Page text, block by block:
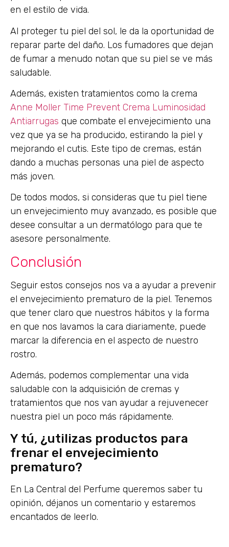
en el estilo de vida.
Al proteger tu piel del sol, le da la oportunidad de
reparar parte del daño. Los fumadores que dejan
de fumar a menudo notan que su piel se ve más
saludable.
Además, existen tratamientos como la crema
Anne Moller Time Prevent Crema Luminosidad
Antiarrugas que combate el envejecimiento una
vez que ya se ha producido, estirando la piel y
mejorando el cutis. Este tipo de cremas, están
dando a muchas personas una piel de aspecto
más joven.
De todos modos, si consideras que tu piel tiene
un envejecimiento muy avanzado, es posible que
desee consultar a un dermatólogo para que te
asesore personalmente.
Conclusión
Seguir estos consejos nos va a ayudar a prevenir
el envejecimiento prematuro de la piel. Tenemos
que tener claro que nuestros hábitos y la forma
en que nos lavamos la cara diariamente, puede
marcar la diferencia en el aspecto de nuestro
rostro.
Además, podemos complementar una vida
saludable con la adquisición de cremas y
tratamientos que nos van ayudar a rejuvenecer
nuestra piel un poco más rápidamente.
Y tú, ¿utilizas productos para
frenar el envejecimiento
prematuro?
En La Central del Perfume queremos saber tu
opinión, déjanos un comentario y estaremos
encantados de leerlo.